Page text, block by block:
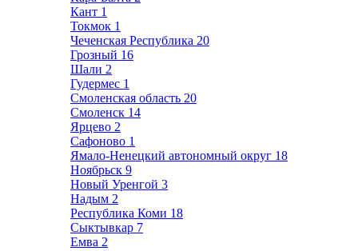
Кант 1
Токмок 1
Чеченская Республика 20
Грозный 16
Шали 2
Гудермес 1
Смоленская область 20
Смоленск 14
Ярцево 2
Сафоново 1
Ямало-Ненецкий автономный округ 18
Ноябрьск 9
Новый Уренгой 3
Надым 2
Республика Коми 18
Сыктывкар 7
Емва 2